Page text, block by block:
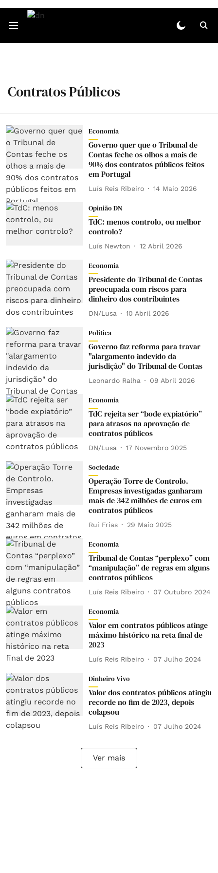
Contratos Públicos
Economia
Governo quer que o Tribunal de
Contas feche os olhos a mais de
90% dos contratos públicos feitos
em Portugal
Luís Reis Ribeiro 14 Maio 2026
Opinião DN
TdC: menos controlo, ou melhor
controlo?
Luís Newton 12 Abril 2026
Economia
Presidente do Tribunal de Contas
preocupada com riscos para
dinheiro dos contribuintes
DN/Lusa 10 Abril 2026
Política
Governo faz reforma para travar
"alargamento indevido da
jurisdição" do Tribunal de Contas
Leonardo Ralha 09 Abril 2026
Economia
TdC rejeita ser “bode expiatório”
para atrasos na aprovação de
contratos públicos
DN/Lusa 17 Novembro 2025
Sociedade
Operação Torre de Controlo.
Empresas investigadas ganharam
mais de 342 milhões de euros em
contratos públicos
Rui Frias 29 Maio 2025
Economia
Tribunal de Contas “perplexo” com
“manipulação” de regras em alguns
contratos públicos
Luís Reis Ribeiro 07 Outubro 2024
Economia
Valor em contratos públicos atinge
máximo histórico na reta final de
2023
Luís Reis Ribeiro 07 Julho 2024
Dinheiro Vivo
Valor dos contratos públicos atingiu
recorde no fim de 2023, depois
colapsou
Luís Reis Ribeiro 07 Julho 2024
Ver mais